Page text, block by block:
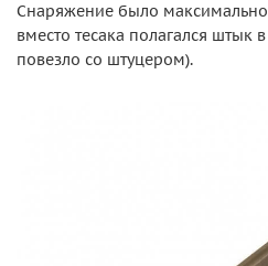
Снаряжение было
вместо тесака полагался штык
повезло со штуцером).